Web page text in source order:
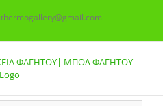
thermogallery@gmail.com